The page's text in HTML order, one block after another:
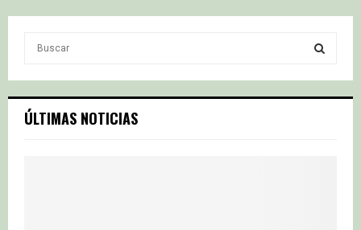
entradas
c
h
S
ÚLTIMAS NOTICIAS